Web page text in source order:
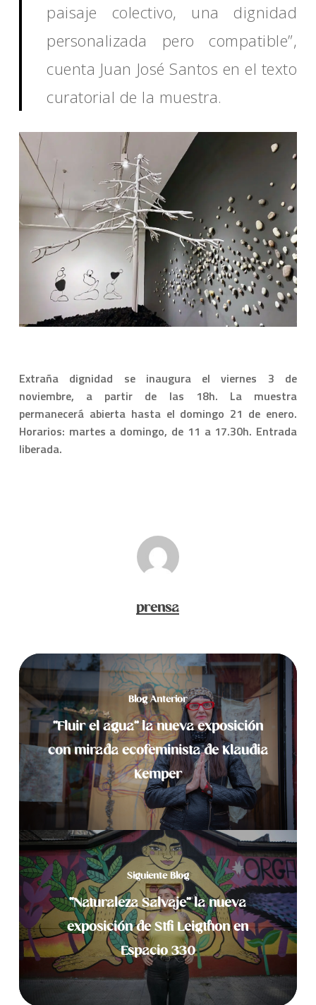
paisaje colectivo, una dignidad
personalizada pero compatible”,
cuenta Juan José Santos en el texto
curatorial de la muestra.
Extraña dignidad se inaugura el viernes 3 de
noviembre, a partir de las 18h. La muestra
permanecerá abierta hasta el domingo 21 de enero.
Horarios: martes a domingo, de 11 a 17.30h. Entrada
liberada.
prensa
Blog Anterior
“Fluir el agua” la nueva exposición
con mirada ecofeminista de Klaudia
Kemper
Siguiente Blog
“Naturaleza Salvaje” la nueva
exposición de Stfi Leigthon en
Espacio 330